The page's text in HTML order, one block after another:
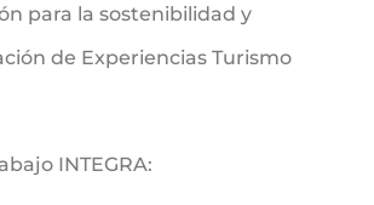
para la sostenibilidad y
de Experiencias Turismo
INTEGRA: